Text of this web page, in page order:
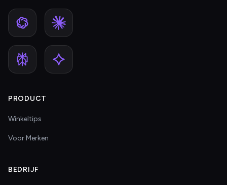
PRODUCT
Winkeltips
Voor Merken
BEDRIJF